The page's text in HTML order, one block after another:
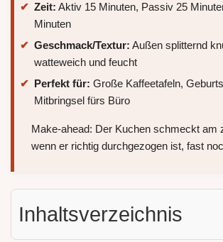
Zeit: Aktiv 15 Minuten, Passiv 25
Minuten
Geschmack/Textur: Außen splitternd
watteweich und feucht
Perfekt für: Große Kaffeetafeln,
Mitbringsel fürs Büro
Make-ahead: Der Kuchen schmeckt am
wenn er richtig durchgezogen ist, fast
Inhaltsverzeichnis